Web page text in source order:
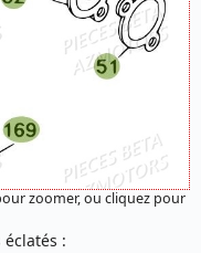
zoomer, ou cliquez pour
éclatés :